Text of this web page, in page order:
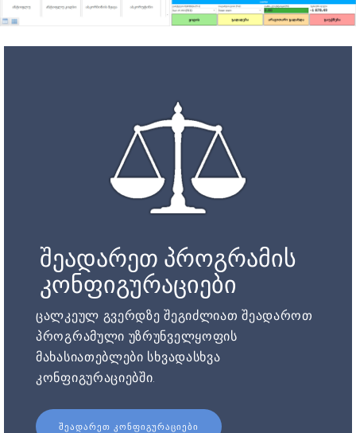
შეადარეთ პროგრამის
კონფიგურაციები
ცალკეულ გვერდზე შეგიძლიათ შეადაროთ
პროგრამული უზრუნველყოფის
მახასიათებლები სხვადასხვა
კონფიგურაციებში.
ᲨᲔᲐᲓᲐᲠᲔᲗ ᲙᲝᲜᲤᲘᲒᲣᲠᲐᲪᲘᲔᲑᲘ